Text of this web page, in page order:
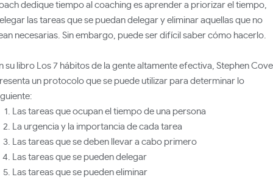
dedique tiempo al coaching es aprender a priorizar el tiempo,
las tareas que se puedan delegar y eliminar aquellas que no
necesarias. Sin embargo, puede ser difícil saber cómo hacerlo.
su libro Los 7 hábitos de la gente altamente efectiva, Stephen
un protocolo que se puede utilizar para determinar lo
Las tareas que ocupan el tiempo de una persona
La urgencia y la importancia de cada tarea
Las tareas que se deben llevar a cabo primero
Las tareas que se pueden delegar
Las tareas que se pueden eliminar